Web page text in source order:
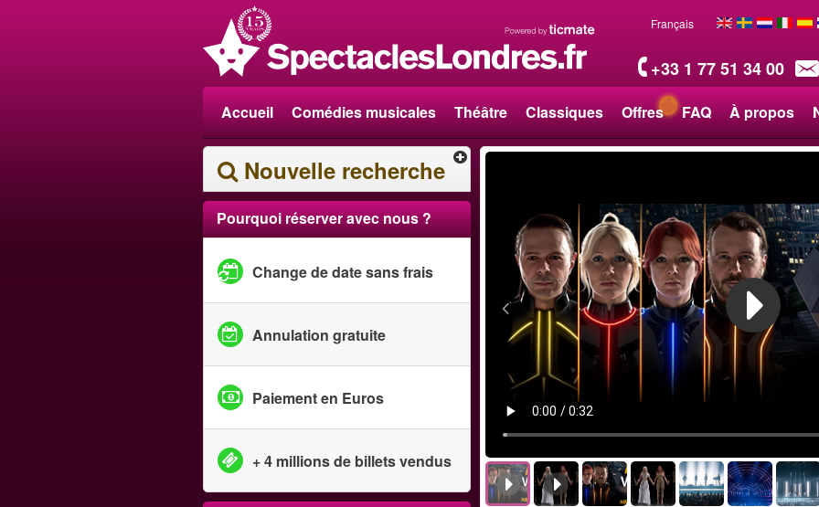
+33 1 77 51 34 00
Français
Accueil Comédies musicales Théâtre Classiques Offres FAQ À propos
Nouvelle recherche
Pourquoi réserver avec nous ?
Change de date sans frais
Annulation gratuite
Paiement en Euros
+ 4 millions de billets vendus